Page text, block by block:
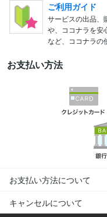
ご利用ガイド
サービスの出品、
や、ココナラを安
など、ココナラの
お支払い方法
お支払い方法について
キャンセルについて